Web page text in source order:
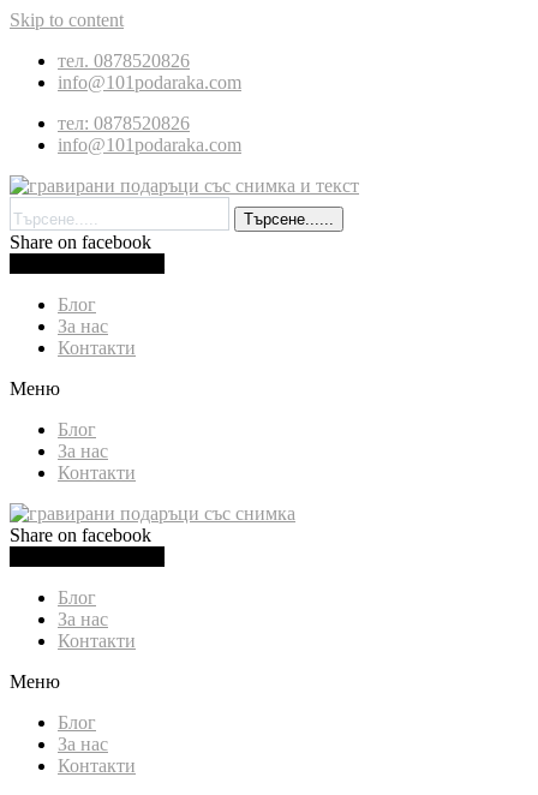
Skip to content
тел. 0878520826
info@101podaraka.com
тел: 0878520826
info@101podaraka.com
Търсене......
Share on facebook
Блог
За нас
Контакти
Меню
Блог
За нас
Контакти
Share on facebook
Блог
За нас
Контакти
Меню
Блог
За нас
Контакти